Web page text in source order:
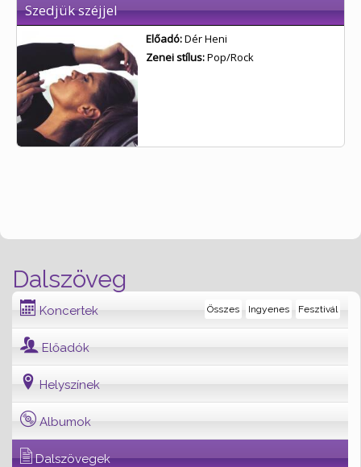
Dalszöveg
Koncertek Fesztivál
Ingyenes
Összes
Előadók
Helyszínek
Albumok
Dalszövegek
Szedjük széjjel
Előadó:Dér Heni
Zenei stílus:Pop/Rock